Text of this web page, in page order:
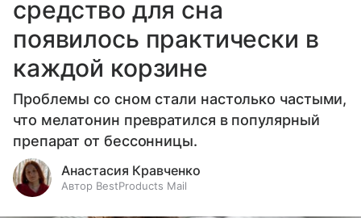
средство для сна
появилось практически в
каждой корзине
Проблемы со сном стали настолько частыми,
что мелатонин превратился в популярный
препарат от бессонницы.
Анастасия Кравченко
Автор BestProducts Mail